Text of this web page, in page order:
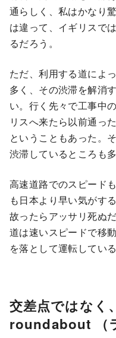
通らしく、私はかなり
は違って、イギリスで
るだろう。
ただ、利用する道によ
多く、その渋滞を解消
い。行く先々で工事中
リスへ来たら以前通っ
ということもあった。
渋滞しているところも
高速道路でのスピード
も日本より早い気がす
故ったらアッサリ死ぬ
道は速いスピードで移
を落として運転している
交差点ではなく
roundabout （